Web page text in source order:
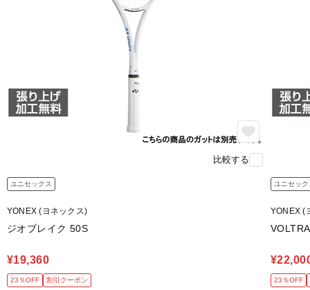
比較する
ユニセックス
YONEX (ヨネックス)
ジオブレイク 50S
¥19,360
23％OFF 割引クーポン
ユニセック
YONEX (
23％OFF